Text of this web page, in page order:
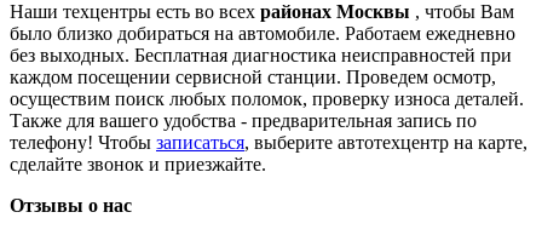
Наши техцентры есть во всех районах Москвы , чтобы Вам
было близко добираться на автомобиле. Работаем ежедневно
без выходных. Бесплатная диагностика неисправностей при
каждом посещении сервисной станции. Проведем осмотр,
осуществим поиск любых поломок, проверку износа деталей.
Также для вашего удобства - предварительная запись по
телефону! Чтобы записаться, выберите автотехцентр на карте,
сделайте звонок и приезжайте.
Отзывы о нас